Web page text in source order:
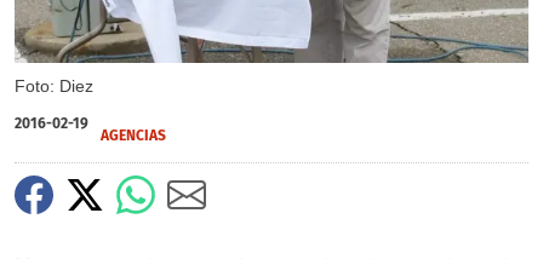
Foto: Diez
2016-02-19
AGENCIAS